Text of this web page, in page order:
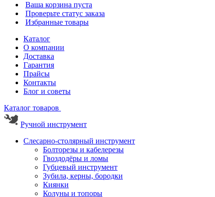
Ваша корзина пуста
Проверьте статус заказа
Избранные товары
Каталог
О компании
Доставка
Гарантия
Прайсы
Контакты
Блог и советы
Каталог товаров
Ручной инструмент
Слесарно-столярный инструмент
Болторезы и кабелерезы
Гвоздодёры и ломы
Губцевый инструмент
Зубила, керны, бородки
Киянки
Колуны и топоры